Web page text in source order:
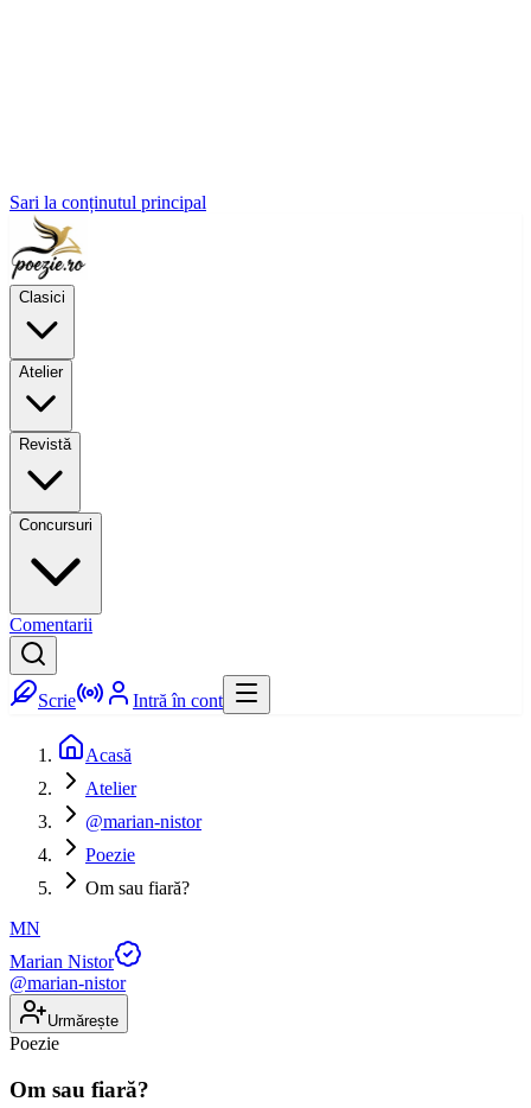
Sari la conținutul principal
Clasici
Atelier
Revistă
Concursuri
Comentarii
Scrie Intră în cont
Acasă
Atelier
@marian-nistor
Poezie
Om sau fiară?
MN
Marian Nistor
@marian-nistor
Urmărește
Poezie
Om sau fiară?